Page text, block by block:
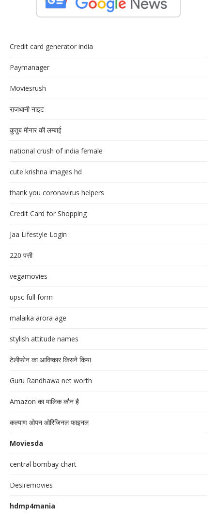
Credit card generator india
Paymanager
Moviesrush
राजधानी नाइट
क़ुतुब मीनार की लम्बाई
national crush of india female
cute krishna images hd
thank you coronavirus helpers
Credit Card for Shopping
Jaa Lifestyle Login
220 पत्ती
vegamovies
upsc full form
malaika arora age
stylish attitude names
टेलीफोन का आविष्कार किसने किया
Guru Randhawa net worth
Amazon का मालिक कौन है
कल्याण ओपन ओरिजिनल फाइनल
Moviesda
central bombay chart
Desiremovies
hdmp4mania